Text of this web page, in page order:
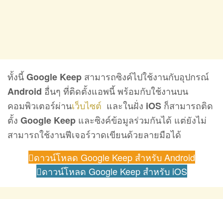
ทั้งนี้Google Keep สามารถซิงค์ไปใช้งานกับอุปกรณ์
Android อื่นๆ ที่ติดตั้งแอพนี้ พร้อมกับใช้งานบน
คอมพิวเตอร์ผ่านเว็บไซต์ และในฝั่ง iOS ก็สามารถติด
ตั้ง Google Keep และซิงค์ข้อมูลร่วมกันได้ แต่ยังไม่
สามารถใช้งานฟีเจอร์วาดเขียนด้วยลายมือได้
ดาวน์โหลด Google Keep สำหรับ Android
ดาวน์โหลด Google Keep สำหรับ iOS